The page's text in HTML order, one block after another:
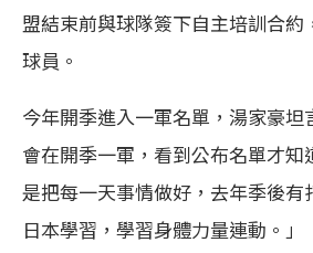
盟結束前與球隊簽下自主培訓合
球員。
今年開季進入一軍名單，湯家豪
會在開季一軍，看到公布名單才
是把每一天事情做好，去年季後有
日本學習，學習身體力量連動。」